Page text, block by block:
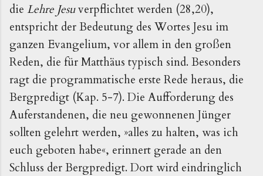
die Lehre Jesuverpflichtet werden (28,20),
entspricht der Bedeutung des Wortes Jesu im
ganzen Evangelium, vor allem in den großen
Reden, die für Matthäus typisch sind. Besonders
ragt die programmatische erste Rede heraus, die
Bergpredigt (Kap. 5-7). Die Aufforderung des
Auferstandenen, die neu gewonnenen Jünger
sollten gelehrt werden, »alles zu halten, was ich
euch geboten habe«, erinnert gerade an den
Schluss der Bergpredigt. Dort wird eindringlich